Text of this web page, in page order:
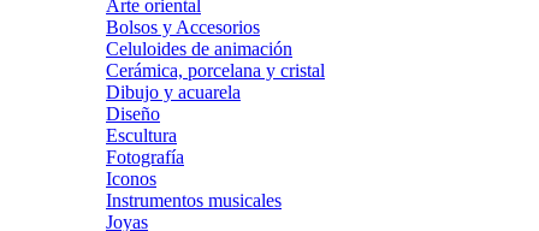
Arte oriental
Bolsos y Accesorios
Celuloides de animación
Cerámica, porcelana y cristal
Dibujo y acuarela
Diseño
Escultura
Fotografía
Iconos
Instrumentos musicales
Joyas